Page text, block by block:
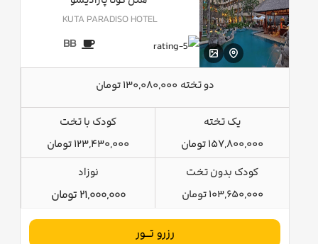
KUTA PARADISO HOTEL
BB
دو تخته 130,080,000 تومان
یک تخته
157,800,000 تومان
کودک با تخت
123,430,000 تومان
کودک بدون تخت
103,650,000 تومان
نوزاد
21,000,000 تومان
رزرو تــور